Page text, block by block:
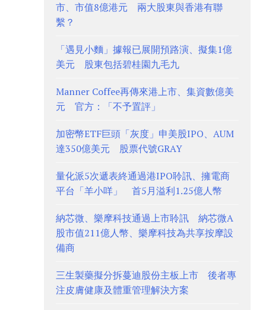
市、市值8億港元 兩大股東與香港有聯
繫？
「遇見小麵」據報已展開預路演、擬集1億
美元 股東包括碧桂園九毛九
Manner Coffee再傳來港上市、集資數億美
元 官方：「不予置評」
加密幣ETF巨頭「灰度」申美股IPO、AUM
達350億美元 股票代號GRAY
量化派5次遞表終通過港IPO聆訊、擁電商
平台「羊小咩」 首5月溢利1.25億人幣
納芯微、樂摩科技通過上市聆訊 納芯微A
股市值211億人幣、樂摩科技為共享按摩設
備商
三生製藥擬分拆蔓迪股份主板上市 後者專
注皮膚健康及體重管理解決方案